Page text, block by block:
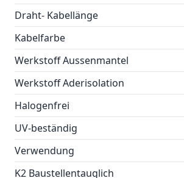
Draht- Kabellänge
Kabelfarbe
Werkstoff Aussenmantel
Werkstoff Aderisolation
Halogenfrei
UV-beständig
Verwendung
K2 Baustellentauglich